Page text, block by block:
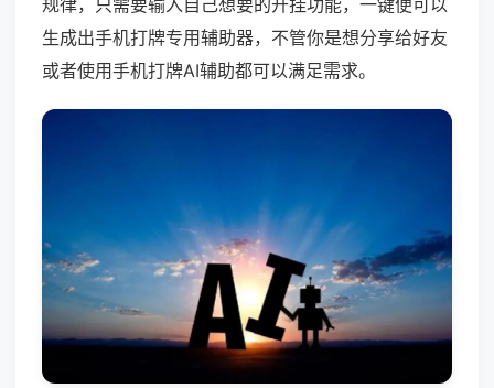
规律，只需要输入自己想要的开挂功能，一键便可以
生成出手机打牌专用辅助器，不管你是想分享给好友
或者使用手机打牌AI辅助都可以满足需求。